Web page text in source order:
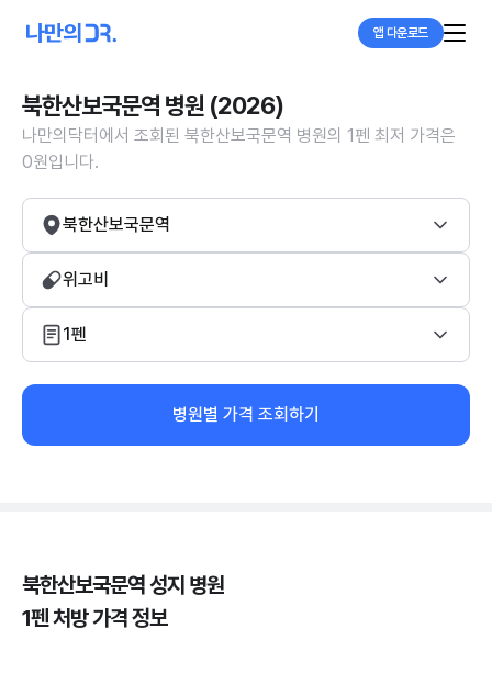
앱 다운로드
북한산보국문역 병원 (2026)
나만의닥터에서 조회된 북한산보국문역 병원의 1펜 최저 가격은
0원입니다.
북한산보국문역
위고비
1펜
병원별 가격 조회하기
북한산보국문역 성지 병원
1펜 처방 가격 정보